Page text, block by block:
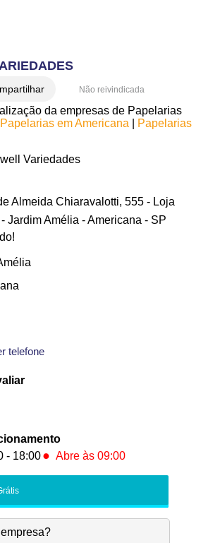
Não reivindicada
da empresas de Papelarias
Papelarias em Americana|
Papelarias
Variedades
Almeida Chiaravalotti, 555 - Loja
Jardim Amélia - Americana - SP
telefone
- 18:00 ● Abre às 09:00
-
-18:00
-18:00